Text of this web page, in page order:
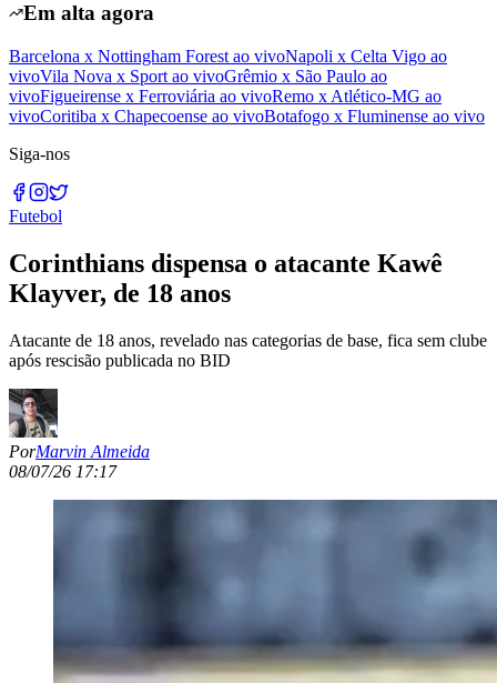
Em alta agora
Barcelona x Nottingham Forest ao vivoNapoli x Celta Vigo ao
vivoVila Nova x Sport ao vivoGrêmio x São Paulo ao
vivoFigueirense x Ferroviária ao vivoRemo x Atlético-MG ao
vivoCoritiba x Chapecoense ao vivoBotafogo x Fluminense ao vivo
Siga-nos
Futebol
Corinthians dispensa o atacante Kawê
Klayver, de 18 anos
Atacante de 18 anos, revelado nas categorias de base, fica sem clube
após rescisão publicada no BID
PorMarvin Almeida
08/07/26 17:17